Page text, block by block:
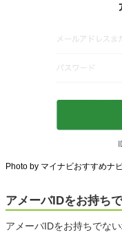
Photo by マイナビおすすめナ
アメーバIDをお持ち
アメーバIDをお持ちでな